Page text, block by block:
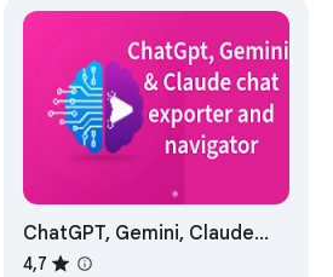
des mathématiqu
ChatGPT, Gemini, Claude
Chat Export & Navigator
4,7